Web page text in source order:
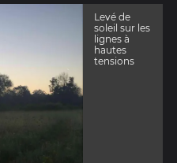
Levé de
soleil sur les
lignes à
hautes
tensions